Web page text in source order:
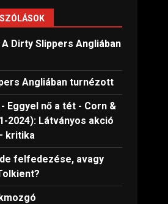
A Dirty Slippers Angliában
Angliában turnézott
Eggyel nő a tét - Corn &
2024): Látványos akció
kritika
felfedezése, avagy